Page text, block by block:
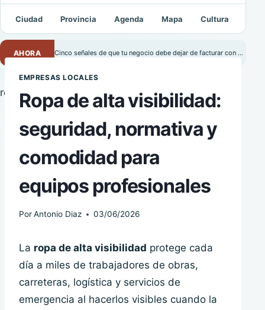
Buscar:
Ciudad Provincia Agenda Mapa Cultura
AHORA Cinco señales de que tu negocio debe dejar de facturar con Excel
EMPRESAS LOCALES
Ropa de alta visibilidad:
seguridad, normativa y
comodidad para
equipos profesionales
PorAntonio Diaz 03/06/2026
La ropa de alta visibilidad protege cada
día a miles de trabajadores de obras,
carreteras, logística y servicios de
emergencia al hacerlos visibles cuando la